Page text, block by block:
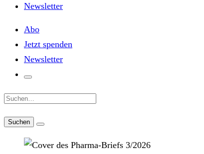
Newsletter
Abo
Jetzt spenden
Newsletter
Suche: